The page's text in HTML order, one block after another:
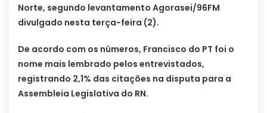
Norte, segundo levantamento Agorasei/96FM
divulgado nesta terça-feira (2).
De acordo com os números, Francisco do PT foi o
nome mais lembrado pelos entrevistados,
registrando 2,1% das citações na disputa para a
Assembleia Legislativa do RN.